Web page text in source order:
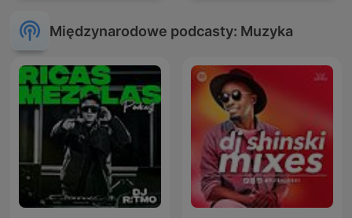
Międzynarodowe podcasty: Muzyka